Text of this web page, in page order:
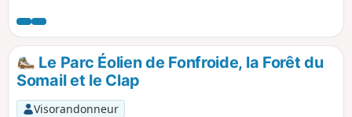
dont celui du Mont du Sialassous, vue à 360°. En fin de
parcours, ce sera le Pailher de Prat d'Alaric, patrimoine
architectural atypique.
Le Parc Éolien de Fonfroide, la Forêt du
Somail et le Clap
Visorandonneur